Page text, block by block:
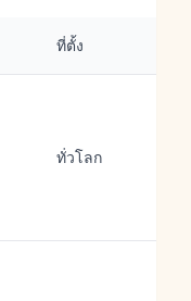
ที่ตั้ง
ทั่วโลก